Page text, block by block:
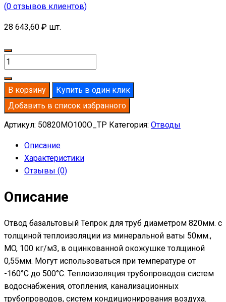
(0 отзывов клиентов)
28 643,60 ₽ шт.
Количество
товара
Отвод
базальтовый
D820-
T50
100
оцинкованной
толщиной
В корзину
Купить в один клик
Добавить в список избранного
Артикул: 50820MO100O_TP Категория: Отводы
Описание
Характеристики
Отзывы (0)
Описание
Отвод базальтовый Тепрок для труб диаметром 820мм. с
толщиной теплоизоляции из минеральной ваты 50мм.,
MO, 100 кг/м3, в оцинкованной окожушке толщиной
0,55мм. Могут использоваться при температуре от
-160°С до 500°С. Теплоизоляция трубопроводов систем
водоснабжения, отопления, канализационных
трубопроводов, систем кондиционирования воздуха.